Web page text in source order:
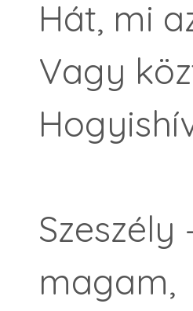
Hát, mi
Vagy
magam,